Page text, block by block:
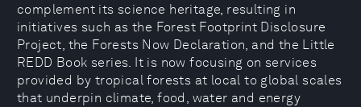
complement its science heritage, resulting in
initiatives such as the Forest Footprint Disclosure
Project, the Forests Now Declaration, and the Little
REDD Book series. It is now focusing on services
provided by tropical forests at local to global scales
that underpin climate, food, water and energy